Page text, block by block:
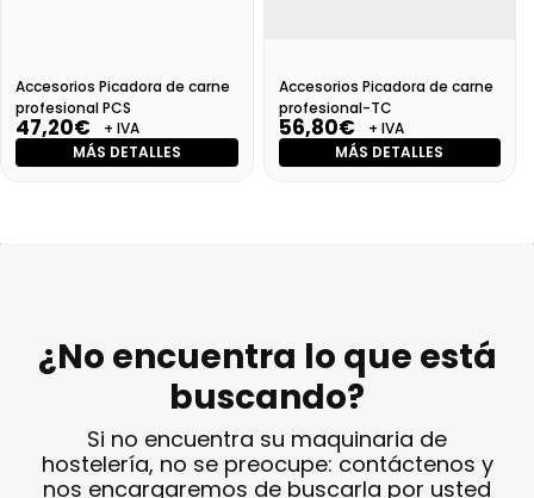
Accesorios Picadora de carne
profesional PCS
47,20€
+ IVA
MÁS DETALLES
Accesorios Picadora de carne
profesional-TC
56,80€
+ IVA
MÁS DETALLES
¿No encuentra lo que está
buscando?
Si no encuentra su maquinaria de
hostelería, no se preocupe: contáctenos y
nos encargaremos de buscarla por usted